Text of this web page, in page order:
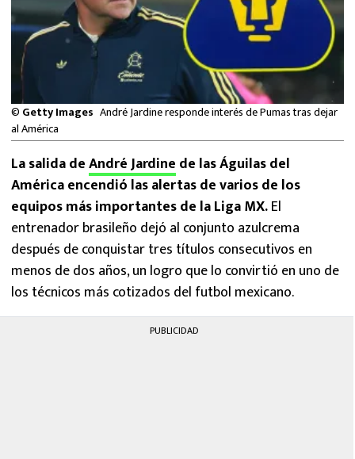
LIGA MX
NFL
© Getty Images André Jardine responde interés de Pumas tras dejar
al América
La salida deAndré Jardine de las Águilas del
América encendió las alertas de varios de los
equipos más importantes de la Liga MX.El
entrenador brasileño dejó al conjunto azulcrema
después de conquistar tres títulos consecutivos en
menos de dos años, un logro que lo convirtió en uno de
los técnicos más cotizados del futbol mexicano.
PUBLICIDAD